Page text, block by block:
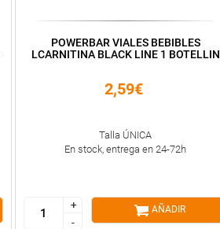
POWERBAR VIALES BEBIBLES
LCARNITINA BLACK LINE 1 BOTELLIN
2,59€
Talla ÚNICA
En stock, entrega en 24-72h
+
-
+
-
AÑADIR